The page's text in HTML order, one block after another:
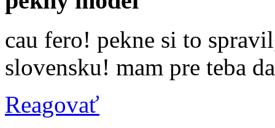
cau fero! pekne si to
slovensku! mam pre teba
Reagovať